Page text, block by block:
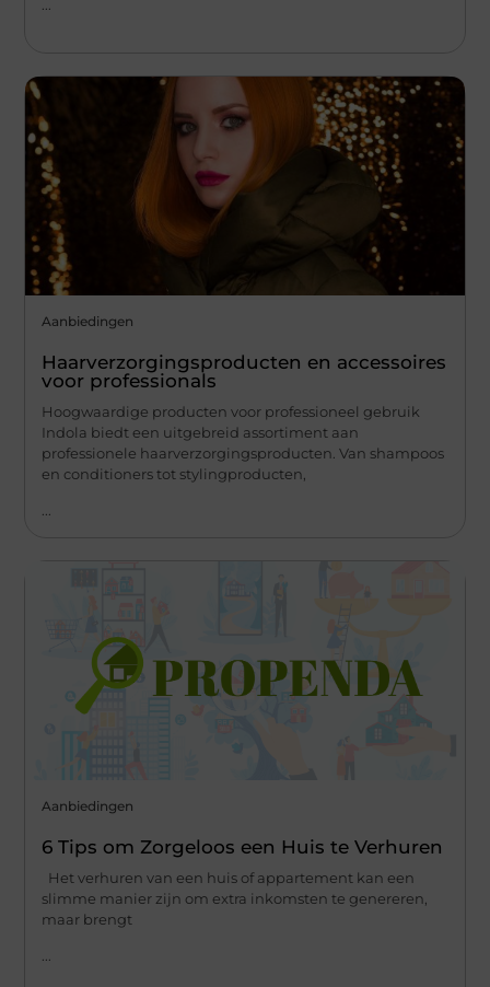
Aanbiedingen
Haarverzorgingsproducten en accessoires
voor professionals
Hoogwaardige producten voor professioneel gebruik
Indola biedt een uitgebreid assortiment aan
professionele haarverzorgingsproducten. Van shampoos
en conditioners tot stylingproducten,
Aanbiedingen
6 Tips om Zorgeloos een Huis te Verhuren
Het verhuren van een huis of appartement kan een
slimme manier zijn om extra inkomsten te genereren,
maar brengt
...